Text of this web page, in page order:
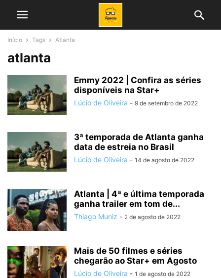
Início Tags Atlanta
atlanta
Emmy 2022 | Confira as séries
disponíveis na Star+
Lúcio de Oliveira - 9 de setembro de 2022
3ª temporada de Atlanta ganha
data de estreia no Brasil
Lúcio de Oliveira - 14 de agosto de 2022
Atlanta | 4ª e última temporada
ganha trailer em tom de...
Thiago Muniz - 2 de agosto de 2022
Mais de 50 filmes e séries
chegarão ao Star+ em Agosto
Lúcio de Oliveira - 1 de agosto de 2022